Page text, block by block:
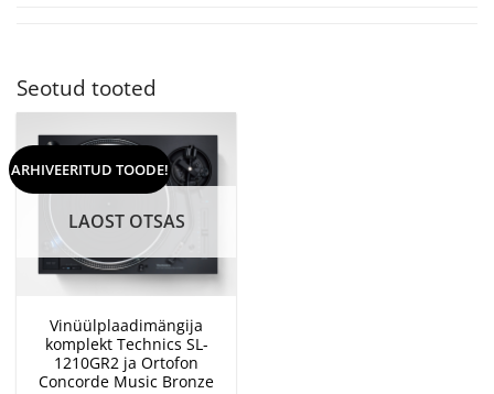
Seotud tooted
ARHIVEERITUD TOODE!
LAOST OTSAS
Vinüülplaadimängija
komplekt Technics SL-
1210GR2 ja Ortofon
Concorde Music Bronze